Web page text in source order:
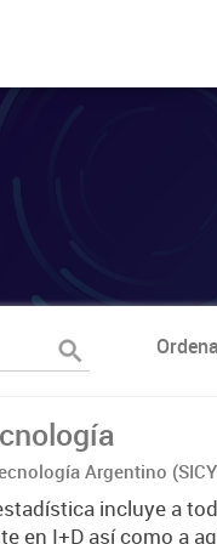
Argentino
incluye a
en I+D así como a